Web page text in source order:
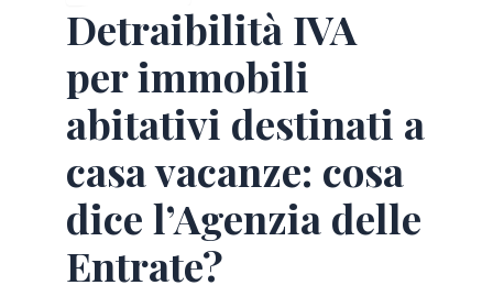
Detraibilità IVA
per immobili
abitativi destinati a
casa vacanze: cosa
dice l’Agenzia delle
Entrate?